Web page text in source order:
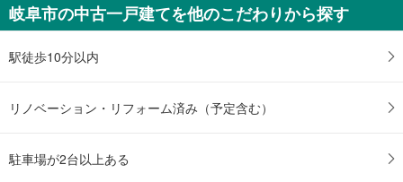
岐阜市の中古一戸建てを他のこだわりから探す
駅徒歩10分以内
リノベーション・リフォーム済み（予定含む）
駐車場が2台以上ある